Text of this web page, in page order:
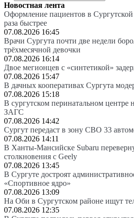
Новостная лента
Оформление пациентов в
раза быстрее
07.08.2026 16:45
Врачи Сургута почти две недели
трёхмесячной девочки
07.08.2026 16:14
Двое мегионцев с «синтетикой»
07.08.2026 15:47
В дачных кооперативах Сургута
07.08.2026 15:18
В сургутском перинатальном центре
ЗАГС
07.08.2026 14:42
Сургут передаст в зону СВО 33
07.08.2026 14:11
В Ханты-Мансийске Subaru
столкновения с Geely
07.08.2026 13:45
В Сургуте достроят
«Спортивное ядро»
07.08.2026 13:09
На Оби в Сургутском районе ищут
07.08.2026 12:35